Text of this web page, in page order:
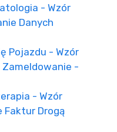
- Wzór
Danych
Pojazdu - Wzór
Zameldowanie -
- Wzór
Faktur Drogą